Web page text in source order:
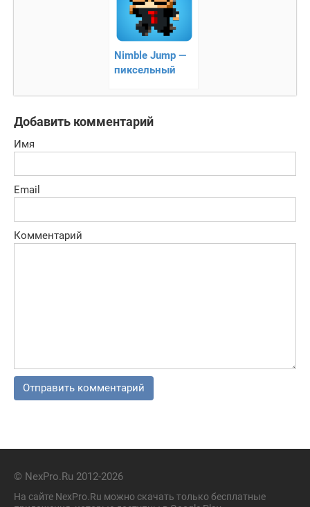
Nimble Jump —
пиксельный
ниндзя!
Добавить комментарий
Имя
Email
Комментарий
© NexPro.Ru 2012-2026
На сайте NexPro.Ru можно скачать только бесплатные